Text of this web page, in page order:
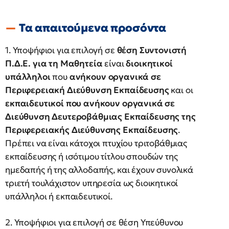
Τα απαιτούμενα προσόντα
1. Υποψήφιοι για επιλογή σε θέση Συντονιστή
Π.Δ.Ε. για τη Μαθητείαείναιδιοικητικοί
υπάλληλοιπουανήκουν οργανικά σε
Περιφερειακή Διεύθυνση Εκπαίδευσηςκαι οι
εκπαιδευτικοί που ανήκουν οργανικά σε
Διεύθυνση Δευτεροβάθμιας Εκπαίδευσης της
Περιφερειακής Διεύθυνσης Εκπαίδευσης.
Πρέπει να είναι κάτοχοι πτυχίου τριτοβάθμιας
εκπαίδευσης ή ισότιμου τίτλου σπουδών της
ημεδαπής ή της αλλοδαπής, και έχουν συνολικά
τριετή τουλάχιστον υπηρεσία ως διοικητικοί
υπάλληλοι ή εκπαιδευτικοί.
2. Υποψήφιοι για επιλογή σε θέση Υπεύθυνου